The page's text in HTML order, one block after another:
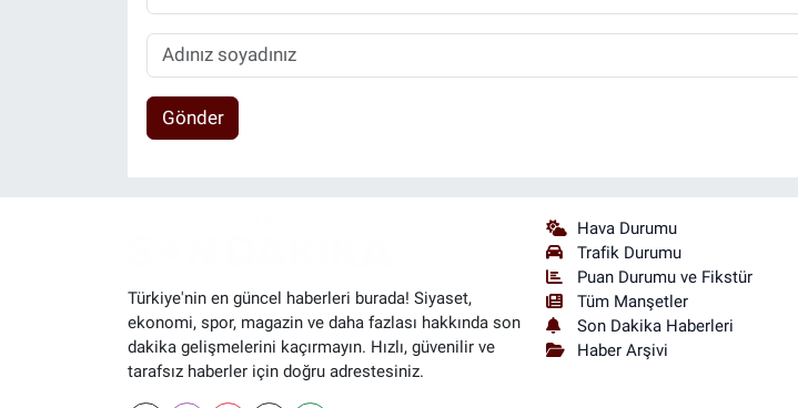
Gönder
Türkiye'nin en güncel haberleri burada! Siyaset,
ekonomi, spor, magazin ve daha fazlası hakkında son
dakika gelişmelerini kaçırmayın. Hızlı, güvenilir ve
tarafsız haberler için doğru adrestesiniz.
Hava Durumu
Trafik Durumu
Puan Durumu ve Fikstür
Tüm Manşetler
Son Dakika Haberleri
Haber Arşivi